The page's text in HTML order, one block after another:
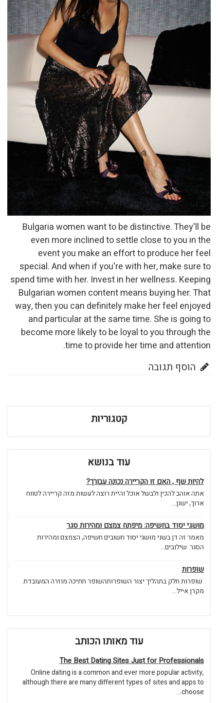
Bulgaria women want to be distinctive. They'll be
even more inclined to settle close to you in the
event you make an effort to produce her feel
special. And when if you're with her, make sure to
spend time with her. Invest in her wellness. Keeping
Bulgarian women content means buying her. That
way, then you can definitely make her feel enjoyed
and particular at the same time. She is going to
become more likely to be loyal to you through the
time to provide her time and attention.
הוסף תגובה
קטגוריות
עוד בנושא
להיות שף , האם זו הקריירה נכונה עבורך?
אתה אוהב להכין ולבשל אוכל והיית רוצה לעשות מזה קריירה לטווח
ארוך, ישנן...
מושגי יסוד בחשיפה: מיפתח צמצם ומהירות סגר
מאמר זה דן בשני מושגי יסוד חשובים חשיפה, הצמצם ומהירות
הסגר. שילובים...
שופרות
שופרות חלק בתהליך יצור השופרותהשופר חתיכה מוזרה המעובדת
מקרן אייל...
עוד מאותו הכותב
The Best Dating Sites Just for Professionals
Online dating is a common and ever more popular activity,
although there are many different types of sites and apps to
choose...